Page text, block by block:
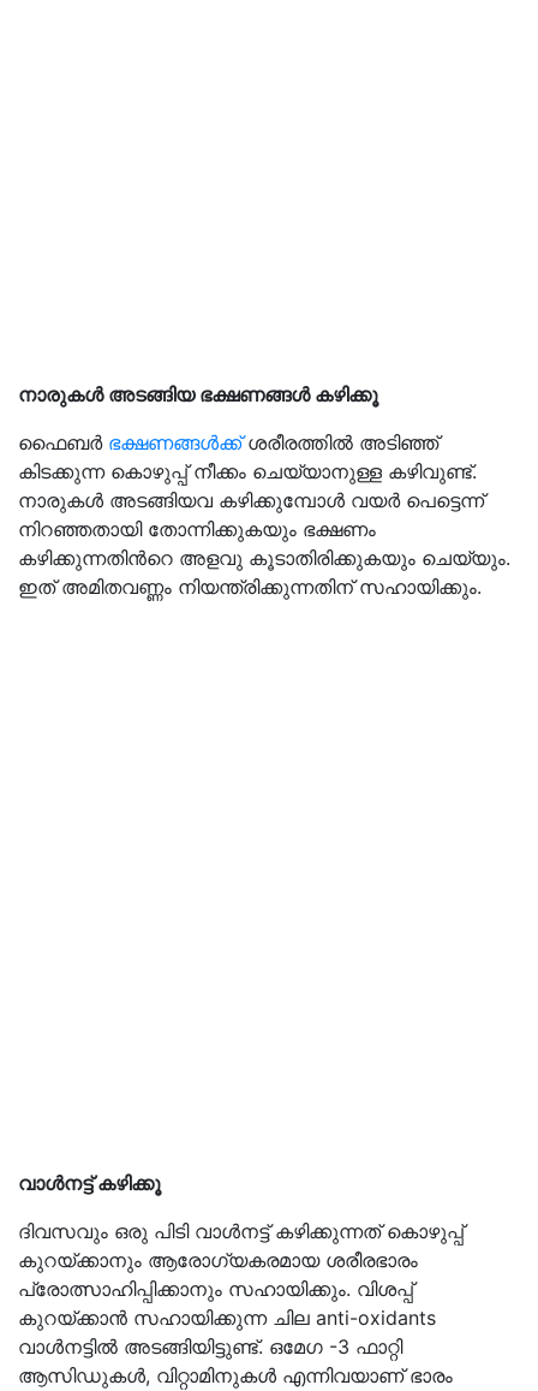
നാരുകള്‍ അടങ്ങിയ ഭക്ഷണങ്ങൾ കഴിക്കൂ
ഫെെബർ ഭക്ഷണങ്ങൾക്ക്ശരീരത്തിൽ അടിഞ്ഞ്
കിടക്കുന്ന കൊഴുപ്പ് നീക്കം ചെയ്യാനുള്ള കഴിവുണ്ട്.
നാരുകള്‍ അടങ്ങിയവ കഴിക്കുമ്പോള്‍ വയര്‍ പെട്ടെന്ന്
നിറഞ്ഞതായി തോന്നിക്കുകയും ഭക്ഷണം
കഴിക്കുന്നതിന്‍റെ അളവു കൂടാതിരിക്കുകയും ചെയ്യും.
ഇത് അമിതവണ്ണം നിയന്ത്രിക്കുന്നതിന് സഹായിക്കും.
വാൾനട്ട് കഴിക്കൂ
ദിവസവും ഒരു പിടി വാൾനട്ട് കഴിക്കുന്നത് കൊഴുപ്പ്
കുറയ്ക്കാനും ആരോഗ്യകരമായ ശരീരഭാരം
പ്രോത്സാഹിപ്പിക്കാനും സഹായിക്കും. വിശപ്പ്
കുറയ്ക്കാൻ സഹായിക്കുന്ന ചില anti-oxidants
വാൾനട്ടിൽ അടങ്ങിയിട്ടുണ്ട്. ഒമേഗ -3 ഫാറ്റി
ആസിഡുകൾ, വിറ്റാമിനുകൾ എന്നിവയാണ് ഭാരം